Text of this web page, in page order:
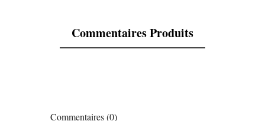
Commentaires Produits
Commentaires (0)